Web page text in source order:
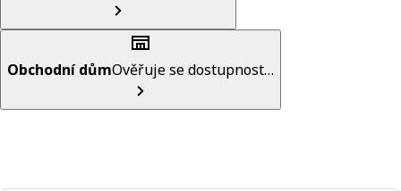
Obchodní důmOvěřuje se dostupnost…